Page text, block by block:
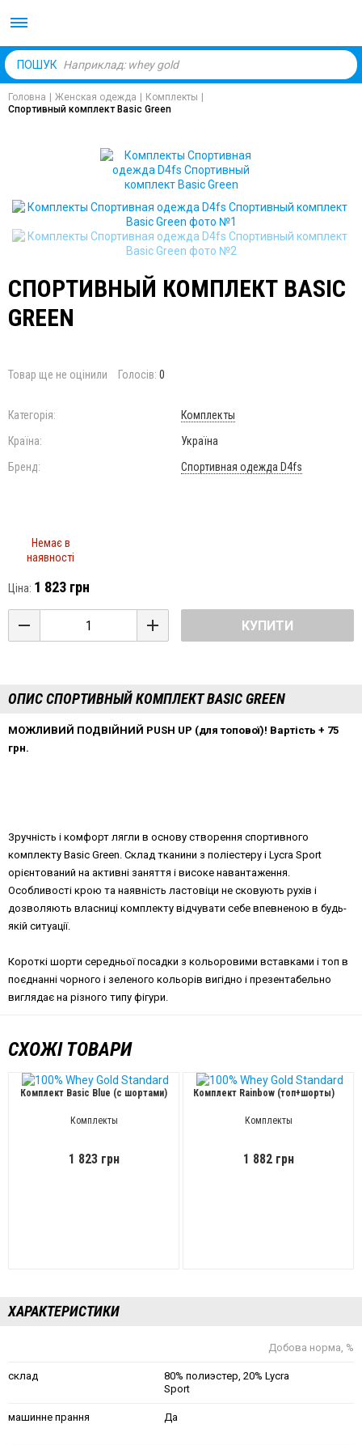
ПОШУК
Головна Женская одежда Комплекты
Спортивный комплект Basic Green
СПОРТИВНЫЙ КОМПЛЕКТ BASIC
GREEN
Товар ще не оцінили Голосів: 0
Категорія:
Комплекты
Країна:
Україна
Бренд:
Cпортивная одежда D4fs
Немає в
наявності
Ціна: 1 823 грн
КУПИТИ
ОПИС СПОРТИВНЫЙ КОМПЛЕКТ BASIC GREEN
МОЖЛИВИЙ ПОДВІЙНИЙ PUSH UP (для топової)! Вартість + 75
грн.
Зручність і комфорт лягли в основу створення спортивного
комплекту Basic Green. Склад тканини з поліестеру і Lycra Sport
орієнтований на активні заняття і високе навантаження.
Особливості крою та наявність ластовіци не сковують рухів і
дозволяють власниці комплекту відчувати себе впевненою в будь-
якій ситуації.
Короткі шорти середньої посадки з кольоровими вставками і топ в
поєднанні чорного і зеленого кольорів вигідно і презентабельно
виглядає на різного типу фігури.
СХОЖІ ТОВАРИ
Комплект Basic Blue (с шортами)
Комплекты
1 823 грн
Комплект Rainbow (топ+шорты)
Комплекты
1 882 грн
ХАРАКТЕРИСТИКИ
Добова норма, %
склад
80% полиэстер, 20% Lycra
Sport
машинне прання Да